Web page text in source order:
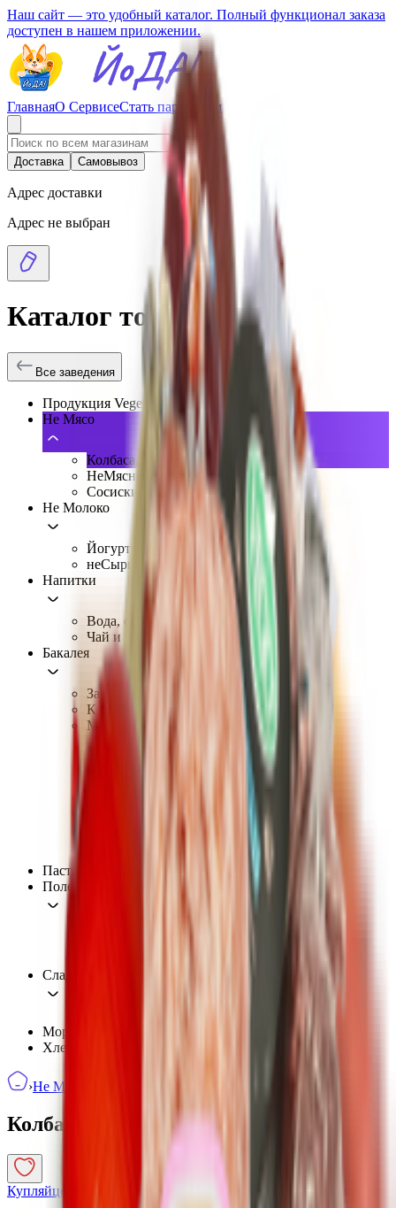
Наш сайт — это удобный каталог. Полный функционал заказа
доступен в нашем приложении.
ГлавнаяО СервисеСтать партнером
Доставка Самовывоз
Адрес доставки
Адрес не выбран
Каталог товаров
Все заведения
Продукция Vegetus
Не Мясо
Колбаса, ветчина
НеМясные полуфабрикаты
Сосиски, Сардельки
Не Молоко
Йогурты и кремы
неСыры
Напитки
Вода, соки, комбуча
Чай и травяные сборы
Бакалея
Закатки и консервы
Крупы и бобовые
Макароны
Сахарозаменитель
Пасты и урбечи
Полезный перекус
Батончики, пастила, пюре
Сладости для радости
Мороженое
Хлеб
›Не Мясо
Колбаса, ветчина 13товаров
Купляйце Беларускае